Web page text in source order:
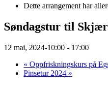
Dette arrangement har
Søndagstur til
12 mai, 2024-10:00 - 17:00
« Oppfriskningskurs på
Pinsetur 2024 »